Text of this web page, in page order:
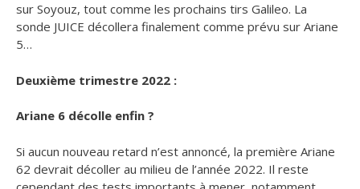
sur Soyouz, tout comme les prochains tirs Galileo. La
sonde JUICE décollera finalement comme prévu sur Ariane
5…
Deuxième trimestre 2022 :
Ariane 6 décolle enfin ?
Si aucun nouveau retard n’est annoncé, la première Ariane
62 devrait décoller au milieu de l’année 2022. Il reste